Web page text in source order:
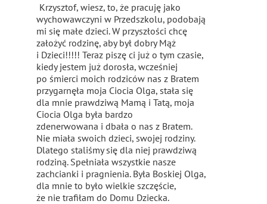
Krzysztof, wiesz, to, że pracuję jako
wychowawczyni w Przedszkolu, podobają
mi się małe dzieci. W przyszłości chcę
założyć rodzinę, aby był dobry Mąż
i Dzieci!!!!! Teraz piszę ci już o tym czasie,
kiedy jestem już dorosła, wcześniej
po śmierci moich rodziców nas z Bratem
przygarnęła moja Ciocia Olga, stała się
dla mnie prawdziwą Mamą i Tatą, moja
Ciocia Olga była bardzo
zdenerwowana i dbała o nas z Bratem.
Nie miała swoich dzieci, swojej rodziny.
Dlatego staliśmy się dla niej prawdziwą
rodziną. Spełniała wszystkie nasze
zachcianki i pragnienia. Była Boskiej Olga,
dla mnie to było wielkie szczęście,
że nie trafiłam do Domu Dziecka.